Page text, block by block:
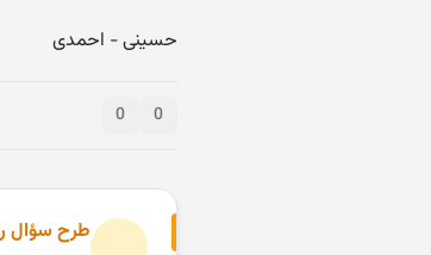
حسینی - احمدی
0
0
طرح سؤال